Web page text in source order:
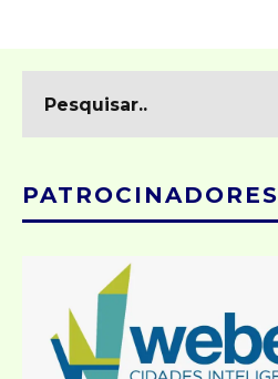
PATROCINADORES